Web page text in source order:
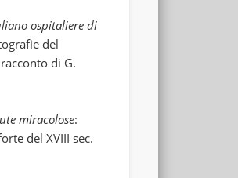
ospitaliere di
del
di G.
miracolose:
del XVIII sec.